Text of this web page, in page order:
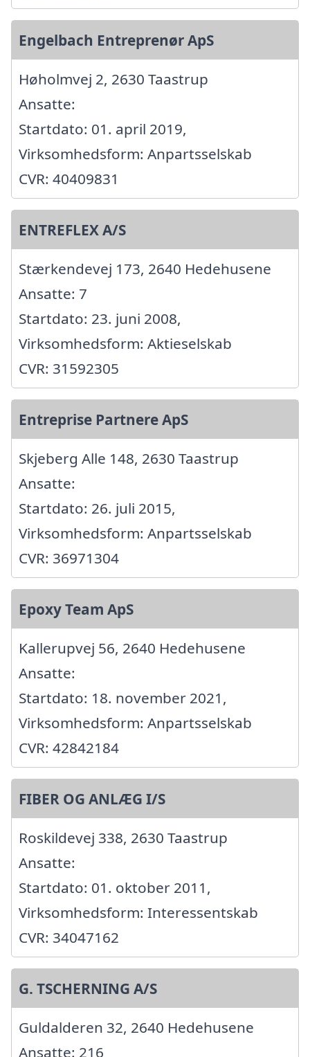
Engelbach Entreprenør ApS
Høholmvej 2, 2630 Taastrup
Ansatte:
Startdato: 01. april 2019,
Virksomhedsform: Anpartsselskab
CVR: 40409831
ENTREFLEX A/S
Stærkendevej 173, 2640 Hedehusene
Ansatte: 7
Startdato: 23. juni 2008,
Virksomhedsform: Aktieselskab
CVR: 31592305
Entreprise Partnere ApS
Skjeberg Alle 148, 2630 Taastrup
Ansatte:
Startdato: 26. juli 2015,
Virksomhedsform: Anpartsselskab
CVR: 36971304
Epoxy Team ApS
Kallerupvej 56, 2640 Hedehusene
Ansatte:
Startdato: 18. november 2021,
Virksomhedsform: Anpartsselskab
CVR: 42842184
FIBER OG ANLÆG I/S
Roskildevej 338, 2630 Taastrup
Ansatte:
Startdato: 01. oktober 2011,
Virksomhedsform: Interessentskab
CVR: 34047162
G. TSCHERNING A/S
Guldalderen 32, 2640 Hedehusene
Ansatte: 216